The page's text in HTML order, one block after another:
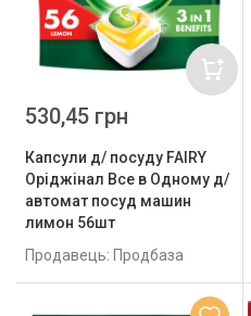
Капсули д/ посуду FAIRY
Оріджінал Все в Одному д/
автомат посуд машин
лимон 56шт
Продавець: Продбаза
530,45 грн